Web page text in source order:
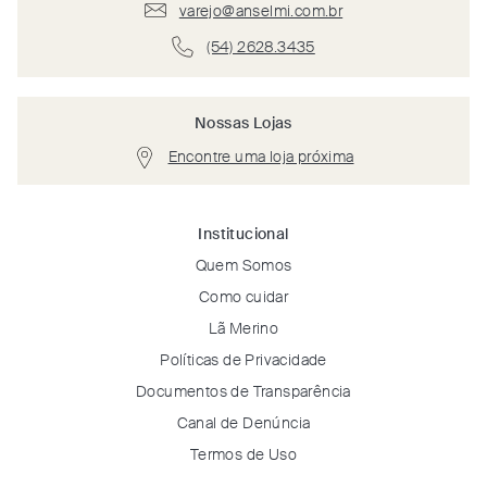
varejo@anselmi.com.br
(54) 2628.3435
Nossas Lojas
Encontre uma loja próxima
Institucional
Quem Somos
Como cuidar
Lã Merino
Políticas de Privacidade
Documentos de Transparência
Canal de Denúncia
Termos de Uso